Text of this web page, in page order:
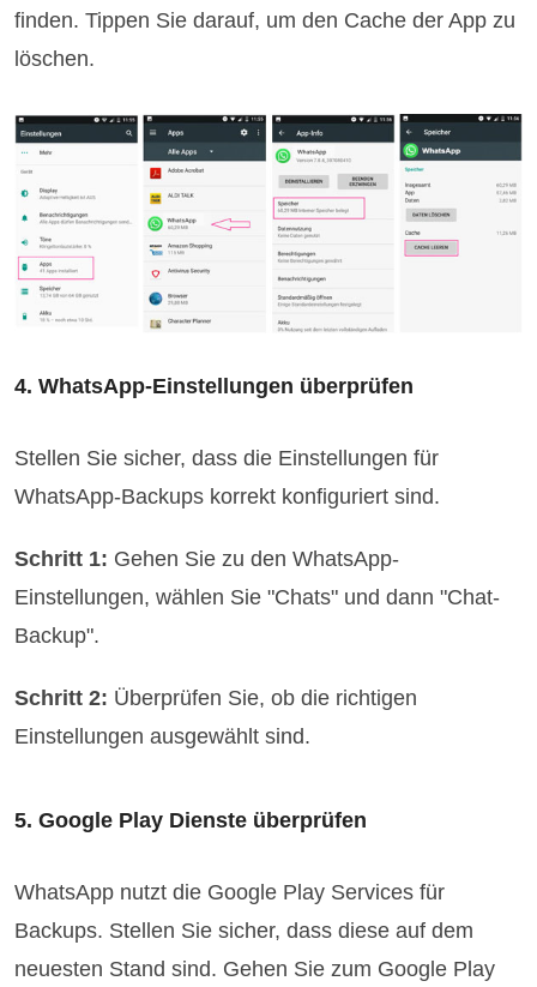
finden. Tippen Sie darauf, um den Cache der App zu
löschen.
4. WhatsApp-Einstellungen überprüfen
Stellen Sie sicher, dass die Einstellungen für
WhatsApp-Backups korrekt konfiguriert sind.
Schritt 1: Gehen Sie zu den WhatsApp-
Einstellungen, wählen Sie "Chats" und dann "Chat-
Backup".
Schritt 2: Überprüfen Sie, ob die richtigen
Einstellungen ausgewählt sind.
5. Google Play Dienste überprüfen
WhatsApp nutzt die Google Play Services für
Backups. Stellen Sie sicher, dass diese auf dem
neuesten Stand sind. Gehen Sie zum Google Play